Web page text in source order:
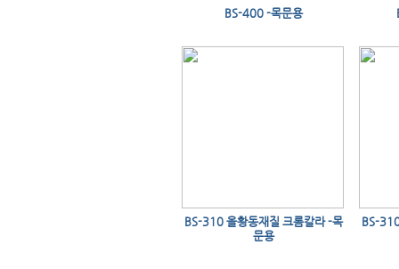
BS-400 -목문용
BS-310 올황동재질 크롬칼라 -목
문용
BS-